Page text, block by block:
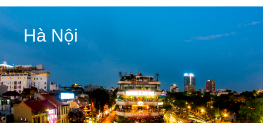
Hà Nội
Hà Nội